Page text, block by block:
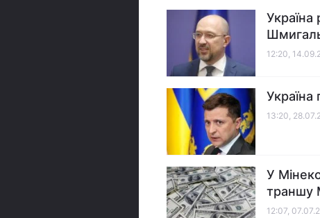
12:20,
13:20,
У
траншу
12:07,